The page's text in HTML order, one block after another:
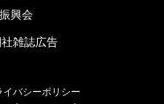
興会
雑誌広告
イバシーポリシー